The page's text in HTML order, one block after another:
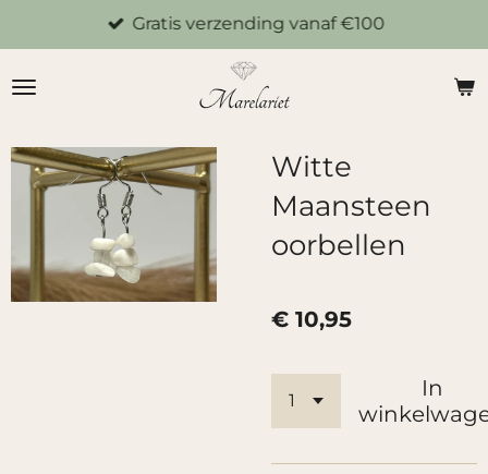
direct
naar
hoofdinhoud
Gratis verzending vanaf €100
Witte
Maansteen
oorbellen
€ 10,95
In